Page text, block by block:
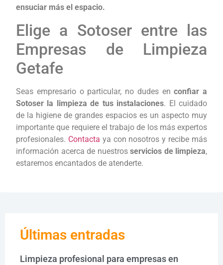
ensuciar más el espacio.
Elige a Sotoser entre las
Empresas de Limpieza
Getafe
Seas empresario o particular, no dudes enconfiar a
Sotoser la limpieza de tus instalaciones. El cuidado
de la higiene de grandes espacios es un aspecto muy
importante que requiere el trabajo de los más expertos
profesionales. Contacta ya con nosotros y recibe más
información acerca de nuestros servicios de limpieza,
estaremos encantados de atenderte.
Últimas entradas
Limpieza profesional para empresas en